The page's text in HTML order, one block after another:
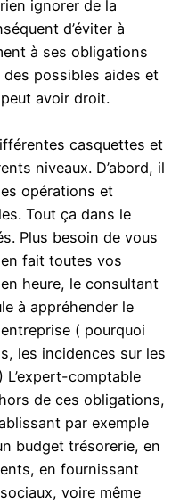
ignorer de la
d’éviter à
à ses obligations
possibles aides et
avoir droit.
casquettes et
niveaux. D’abord, il
opérations et
Tout ça dans le
Plus besoin de vous
fait toutes vos
heure, le consultant
à appréhender le
( pourquoi
les incidences sur les
comptable
de ces obligations,
par exemple
budget trésorerie, en
en fournissant
voire même